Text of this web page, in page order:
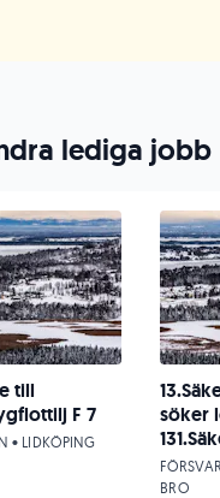
lediga jobb
till
F 7
• LIDKÖPING
söker
BRO